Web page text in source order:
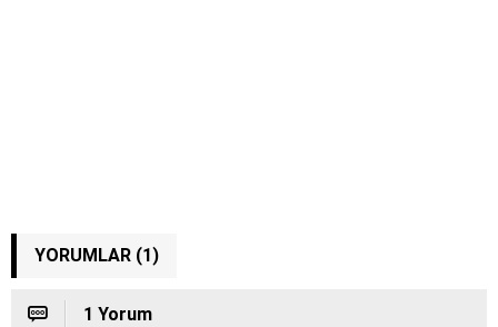
YORUMLAR (1)
1 Yorum